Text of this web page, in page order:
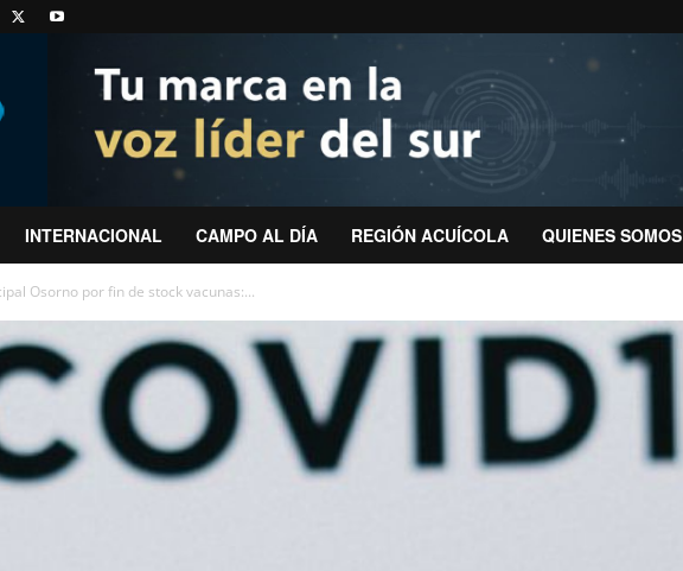
INTERNACIONAL CAMPO AL DÍA REGIÓN ACUÍCOLA QUIENES SOMOS
Osorno por fin de stock vacunas:...